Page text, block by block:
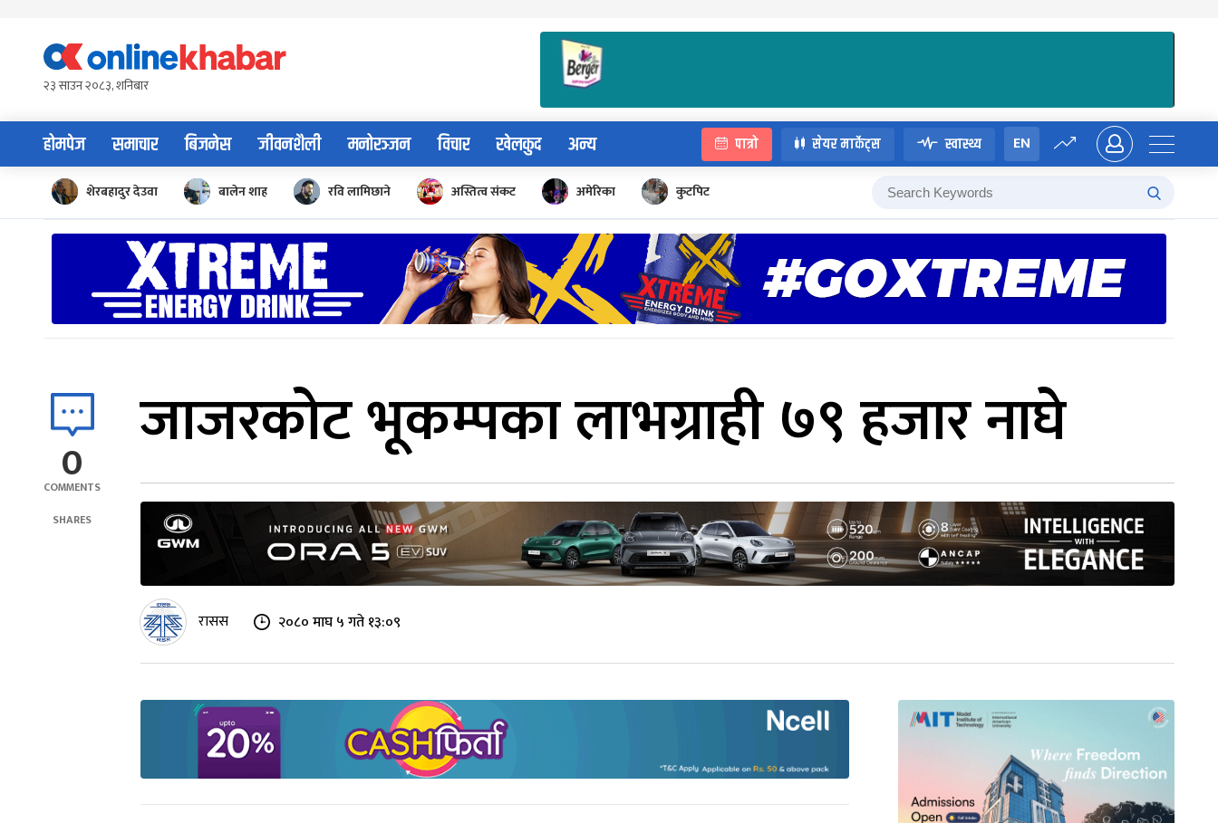
content२३ साउन २०८३, शनिबार
होमपेज समाचार बिजनेस जीवनशैली मनोरञ्जन विचार खेलकुद अन्य पात्रो सेयर मार्केट्स स्वास्थ्य EN
शेरबहादुर देउवा बालेन शाह रवि लामिछाने अस्तित्व संकट अमेरिका कुटपिट
0
COMMENTS
SHARES
जाजरकोट भूकम्पका लाभग्राही ७९ हजार नाघे
रासस २०८० माघ ५ गते १३:०९